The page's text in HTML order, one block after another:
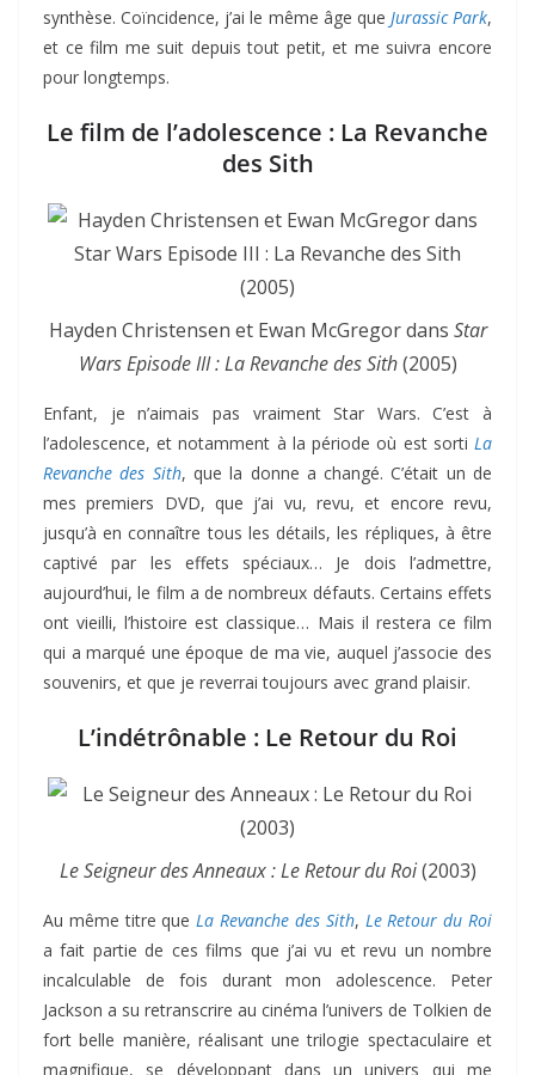
synthèse. Coïncidence, j’ai le même âge que Jurassic Park,
et ce film me suit depuis tout petit, et me suivra encore
pour longtemps.
Le film de l’adolescence : La Revanche
des Sith
Hayden Christensen et Ewan McGregor dans Star
Wars Episode III : La Revanche des Sith(2005)
Enfant, je n’aimais pas vraiment Star Wars. C’est à
l’adolescence, et notamment à la période où est sorti La
Revanche des Sith, que la donne a changé. C’était un de
mes premiers DVD, que j’ai vu, revu, et encore revu,
jusqu’à en connaître tous les détails, les répliques, à être
captivé par les effets spéciaux… Je dois l’admettre,
aujourd’hui, le film a de nombreux défauts. Certains effets
ont vieilli, l’histoire est classique… Mais il restera ce film
qui a marqué une époque de ma vie, auquel j’associe des
souvenirs, et que je reverrai toujours avec grand plaisir.
L’indétrônable : Le Retour du Roi
Le Seigneur des Anneaux : Le Retour du Roi(2003)
Au même titre queLa Revanche des Sith, Le Retour du Roi
a fait partie de ces films que j’ai vu et revu un nombre
incalculable de fois durant mon adolescence. Peter
Jackson a su retranscrire au cinéma l’univers de Tolkien de
fort belle manière, réalisant une trilogie spectaculaire et
magnifique, se développant dans un univers qui me